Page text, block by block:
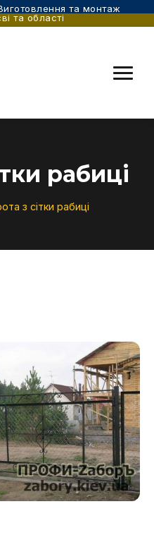
та монтаж
та області
рабиці
з сітки рабиці